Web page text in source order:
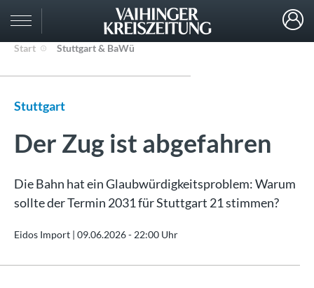
Start Stuttgart & BaWü
Stuttgart
Der Zug ist abgefahren
Die Bahn hat ein Glaubwürdigkeitsproblem: Warum
sollte der Termin 2031 für Stuttgart 21 stimmen?
Eidos Import | 09.06.2026 - 22:00 Uhr